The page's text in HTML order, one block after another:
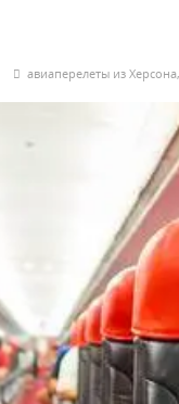
авиаперелеты из Херсона,